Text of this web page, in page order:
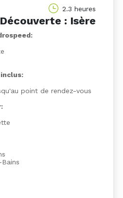
2.3 heures
: Isère
point de rendez-vous